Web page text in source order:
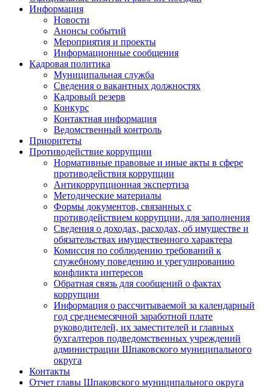
Информация
Новости
Анонсы событий
Мероприятия и проекты
Информационные сообщения
Кадровая политика
Муниципальная служба
Сведения о вакантных должностях
Кадровый резерв
Конкурс
Контактная информация
Ведомственный контроль
Приоритеты
Противодействие коррупции
Нормативные правовые и иные акты в сфере
противодействия коррупции
Антикоррупционная экспертиза
Методические материалы
Формы документов, связанных с
противодействием коррупции, для заполнения
Сведения о доходах, расходах, об имуществе и
обязательствах имущественного характера
Комиссия по соблюдению требований к
служебному поведению и урегулированию
конфликта интересов
Обратная связь для сообщений о фактах
коррупции
Информация о рассчитываемой за календарный
год среднемесячной заработной плате
руководителей, их заместителей и главных
бухгалтеров подведомственных учреждений
администрации Шпаковского муниципального
округа
Контакты
Отчет главы Шпаковского муниципального округа